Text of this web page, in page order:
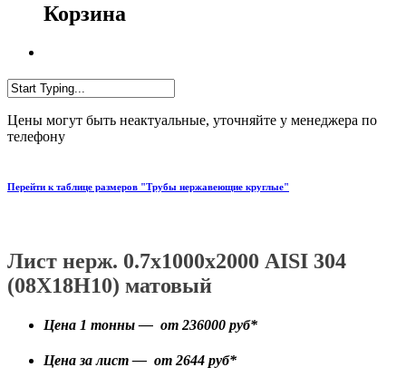
Корзина
Цены могут быть неактуальные, уточняйте у менеджера по
телефону
Перейти к таблице размеров "Трубы нержавеющие круглые"
Лист нерж. 0.7х1000х2000 AISI 304
(08Х18Н10) матовый
Цена 1 тонны — от 236000 руб*
Цена за лист — от 2644 руб*